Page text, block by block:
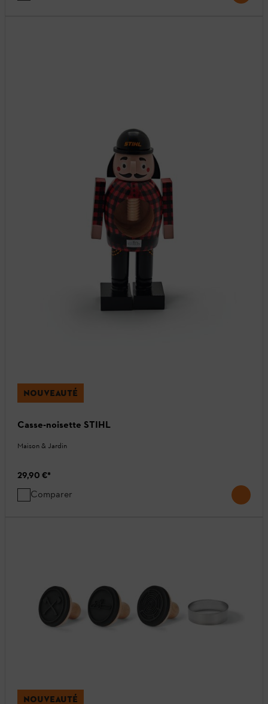
NOUVEAUTÉ
Casse-noisette STIHL
Maison & Jardin
29,90 €*
Comparer
NOUVEAUTÉ